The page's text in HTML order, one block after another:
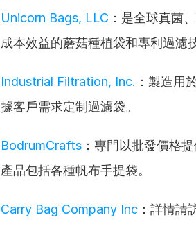
Unicorn Bags, LLC ：是全球真菌
成本效益的蘑菇種植袋和專利過濾
Industrial Filtration, Inc. ：製造用
據客戶需求定制過濾袋。
BodrumCrafts ：專門以批發價格
產品包括各種帆布手提袋。
Carry Bag Company Inc ：詳情請